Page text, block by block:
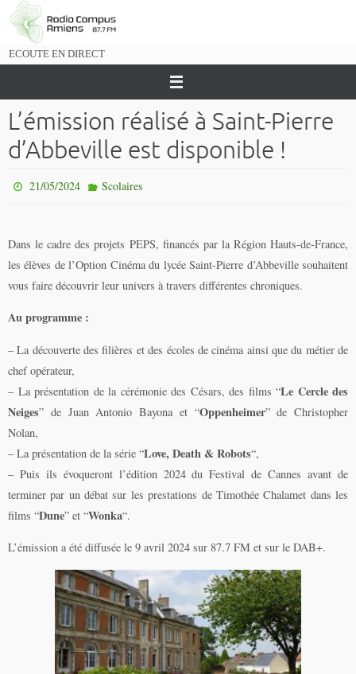
Passer
vers
ECOUTE EN DIRECT
L’émission réalisé à Saint-Pierre
d’Abbeville est disponible !
21/05/2024 Scolaires
Dans le cadre des projets PEPS, financés par la Région Hauts-de-France,
les élèves de l’Option Cinéma du lycée Saint-Pierre d’Abbeville souhaitent
vous faire découvrir leur univers à travers différentes chroniques.
Au programme :
– La découverte des filières et des écoles de cinéma ainsi que du métier de
chef opérateur,
– La présentation de la cérémonie des Césars, des films “Le Cercle des
Neiges” de Juan Antonio Bayona et “Oppenheimer” de Christopher
Nolan,
– La présentation de la série “Love, Death & Robots“,
– Puis ils évoqueront l’édition 2024 du Festival de Cannes avant de
terminer par un débat sur les prestations de Timothée Chalamet dans les
films “Dune” et “Wonka“.
L’émission a été diffusée le 9 avril 2024 sur 87.7 FM et sur le DAB+.